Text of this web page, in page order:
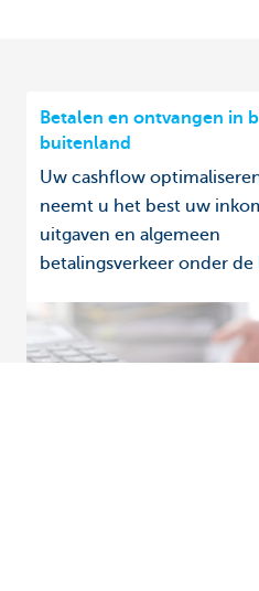
Betalen en ontvangen in
buitenland
Uw cashflow
neemt u het best uw
uitgaven en algemeen
betalingsverkeer onder de